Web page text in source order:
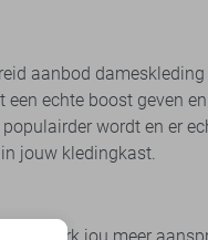
aanbod
echte boost geven
wordt en er
jouw kledingkast.